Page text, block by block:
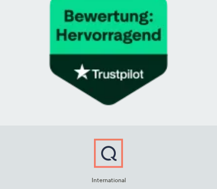
International